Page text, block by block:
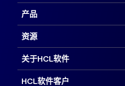
产品
资源
关于HCL软件
HCL软件客户